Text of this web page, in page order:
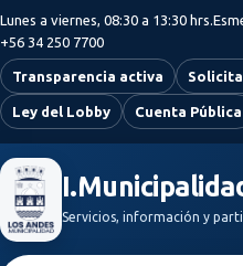
Saltar al contenido principal
Lunes a viernes, 08:30 a 13:30 hrs.
+56 34 250 7700
Transparencia activa
Ley del Lobby Cuenta Pública
Servicios, información y